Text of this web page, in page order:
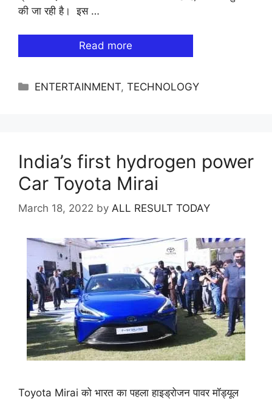
की जा रही है। इस …
Read more
Categories
ENTERTAINMENT,TECHNOLOGY
India’s first hydrogen power
Car Toyota Mirai
March 18, 2022 by ALL RESULT TODAY
Toyota Mirai को भारत का पहला हाइड्रोजन पावर मॉड्यूल